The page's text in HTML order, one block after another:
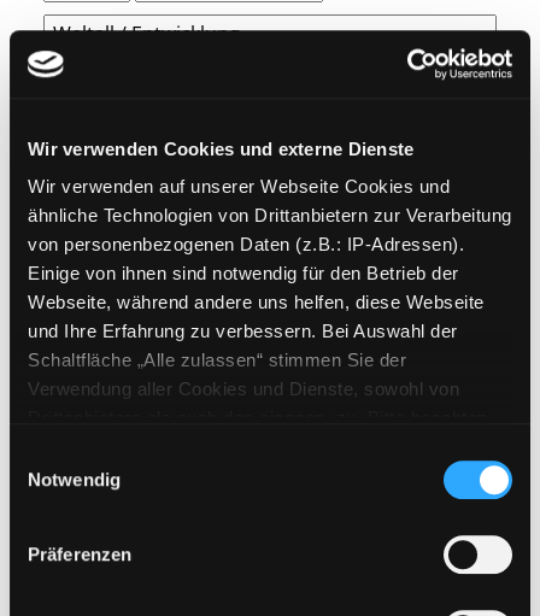
Wir verwenden Cookies und externe Dienste
Wir verwenden auf unserer Webseite Cookies und
ähnliche Technologien von Drittanbietern zur Verarbeitung
von personenbezogenen Daten (z.B.: IP-Adressen).
Einige von ihnen sind notwendig für den Betrieb der
Webseite, während andere uns helfen, diese Webseite
und Ihre Erfahrung zu verbessern. Bei Auswahl der
Schaltfläche „Alle zulassen“ stimmen Sie der
Verwendung aller Cookies und Dienste, sowohl von
Cookies von Drittanbietern, eine Verarbeitung in
unsicheren Drittländern (Länder außerhalb des EWR
ohne adäquates Datenschutzniveau) stattfinden kann. In
diesem Zusammenhang können aktuell Risiken für
Notwendig
Präferenzen
Weitere Suchkriterien
Erwerbungen der letzten Tage
Jahr von
Medien anzeigen, die nach dem Jahr veröffentlicht
Jahr bis
Medien anzeigen, die vor dem
E-Medien
Mediengruppe